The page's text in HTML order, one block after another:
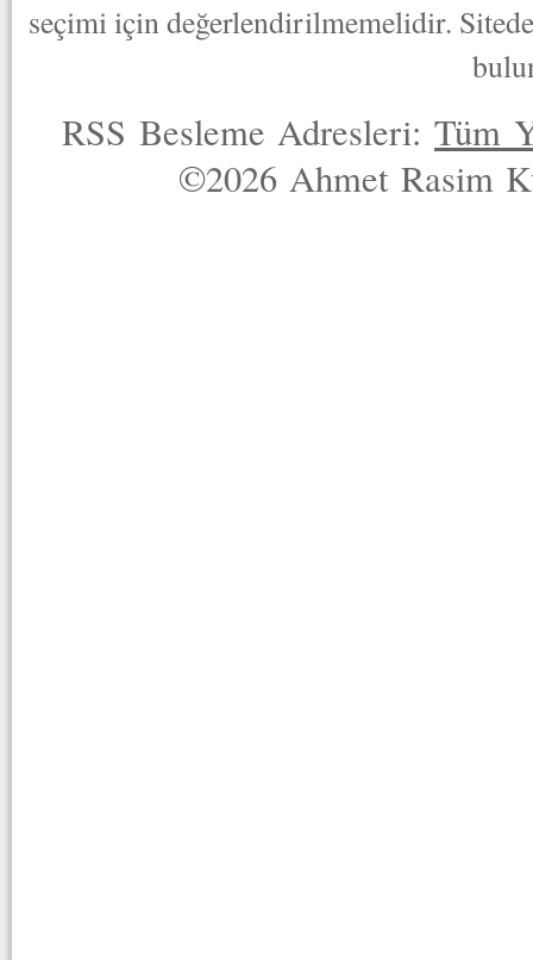
seçimi için değerlendirilmemelidir.
RSS Besleme Adresleri:Tüm
©2026 Ahmet Rasim